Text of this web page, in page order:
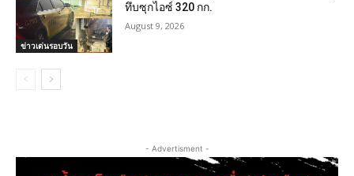
ข่าวเด่นรอบวัน
ทึบซุกไอซ์ 320 กก.
August 9, 2026
- Advertisment -